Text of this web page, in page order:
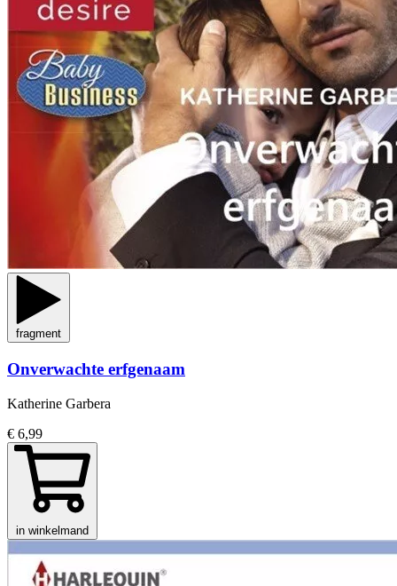
fragment
Onverwachte erfgenaam
Katherine Garbera
€ 6,99
in winkelmand